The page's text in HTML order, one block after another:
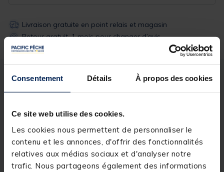
Consentement Détails À propos des cookies
Ce site web utilise des cookies.
Les cookies nous permettent de personnaliser le
contenu et les annonces, d'offrir des fonctionnalités
relatives aux médias sociaux et d'analyser notre
trafic. Nous partageons également des informations
Livraison gratuite en point relais et magasin
Retour gratuit, 1 mois pour changer d’avis
Description Spécifications
Description & détails
Description
BERCEAUX POUR FOURREAU - D25/D36